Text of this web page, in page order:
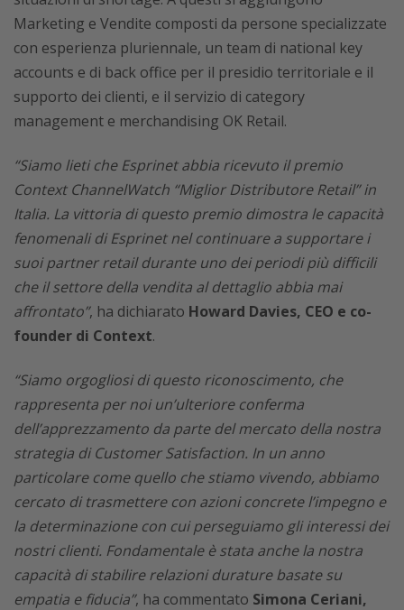
Marketing e Vendite composti da persone specializzate
con esperienza pluriennale, un team di national key
accounts e di back office per il presidio territoriale e il
supporto dei clienti, e il servizio di category
management e merchandising OK Retail.
“Siamo lieti che Esprinet abbia ricevuto il premio
Context ChannelWatch “Miglior Distributore Retail” in
Italia. La vittoria di questo premio dimostra le capacità
fenomenali di Esprinet nel continuare a supportare i
suoi partner retail durante uno dei periodi più difficili
che il settore della vendita al dettaglio abbia mai
affrontato”, ha dichiarato Howard Davies, CEO e co-
founder di Context.
“Siamo orgogliosi di questo riconoscimento, che
rappresenta per noi un’ulteriore conferma
dell’apprezzamento da parte del mercato della nostra
strategia di Customer Satisfaction. In un anno
particolare come quello che stiamo vivendo, abbiamo
cercato di trasmettere con azioni concrete l’impegno e
la determinazione con cui perseguiamo gli interessi dei
nostri clienti. Fondamentale è stata anche la nostra
capacità di stabilire relazioni durature basate su
empatia e fiducia”, ha commentato Simona Ceriani,